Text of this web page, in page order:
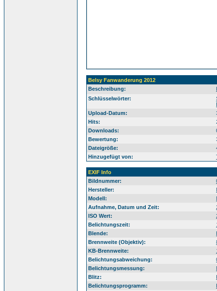
Belsy Fanwanderung 2012
Beschreibung:
Schlüsselwörter:
Upload-Datum:
Hits:
Downloads:
Bewertung:
Dateigröße:
Hinzugefügt von:
EXIF Info
Bildnummer:
Hersteller:
Modell:
Aufnahme, Datum und Zeit:
ISO Wert:
Belichtungszeit:
Blende:
Brennweite (Objektiv):
KB-Brennweite:
Belichtungsabweichung:
Belichtungsmessung:
Blitz:
Belichtungsprogramm: